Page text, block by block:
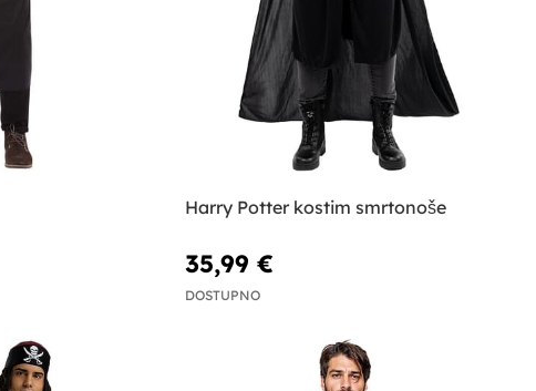
Harry Potter kostim smrtonoše
35,99 €
DOSTUPNO